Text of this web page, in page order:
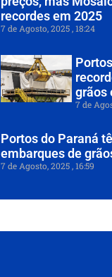
recordes em 2025
7 de Agosto, 2025 18:24
grãos
7 de
Portos do Paraná
embarques de
7 de Agosto, 2025 16:59